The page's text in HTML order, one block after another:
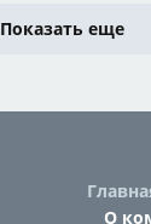
Показать еще
О